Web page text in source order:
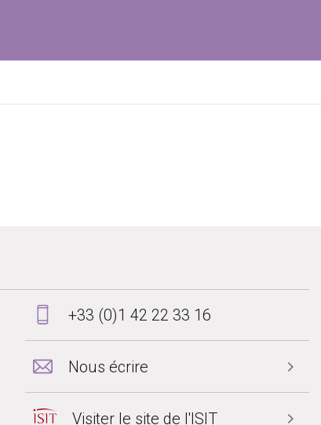
+33 (0)1 42 22 33 16
Nous écrire
Visiter le site de l'ISIT